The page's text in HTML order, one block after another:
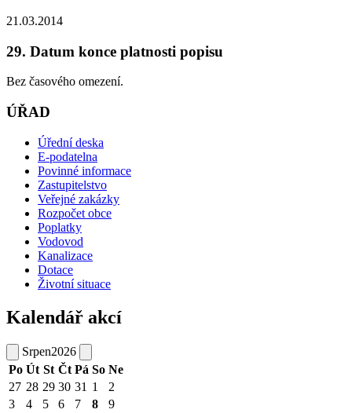
21.03.2014
29. Datum konce platnosti popisu
Bez časového omezení.
ÚŘAD
Úřední deska
E-podatelna
Povinné informace
Zastupitelstvo
Veřejné zakázky
Rozpočet obce
Poplatky
Vodovod
Kanalizace
Dotace
Životní situace
Kalendář akcí
Srpen2026
Po Út St Čt Pá So Ne
27 28 29 30 31 1
2
3
4 5 6 7 8
9